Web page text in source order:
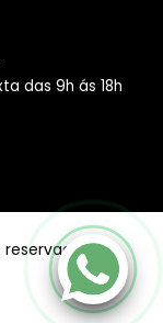
das 9h ás 18h